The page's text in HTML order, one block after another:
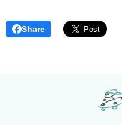
Share